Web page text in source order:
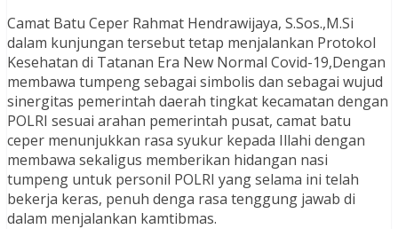
Camat Batu Ceper Rahmat Hendrawijaya, S.Sos.,M.Si
dalam kunjungan tersebut tetap menjalankan Protokol
Kesehatan di Tatanan Era New Normal Covid-19,Dengan
membawa tumpeng sebagai simbolis dan sebagai wujud
sinergitas pemerintah daerah tingkat kecamatan dengan
POLRI sesuai arahan pemerintah pusat, camat batu
ceper menunjukkan rasa syukur kepada Illahi dengan
membawa sekaligus memberikan hidangan nasi
tumpeng untuk personil POLRI yang selama ini telah
bekerja keras, penuh denga rasa tenggung jawab di
dalam menjalankan kamtibmas.